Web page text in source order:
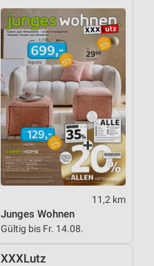
11,2 km
Junges Wohnen
Gültig bis Fr. 14.08.
XXXLutz